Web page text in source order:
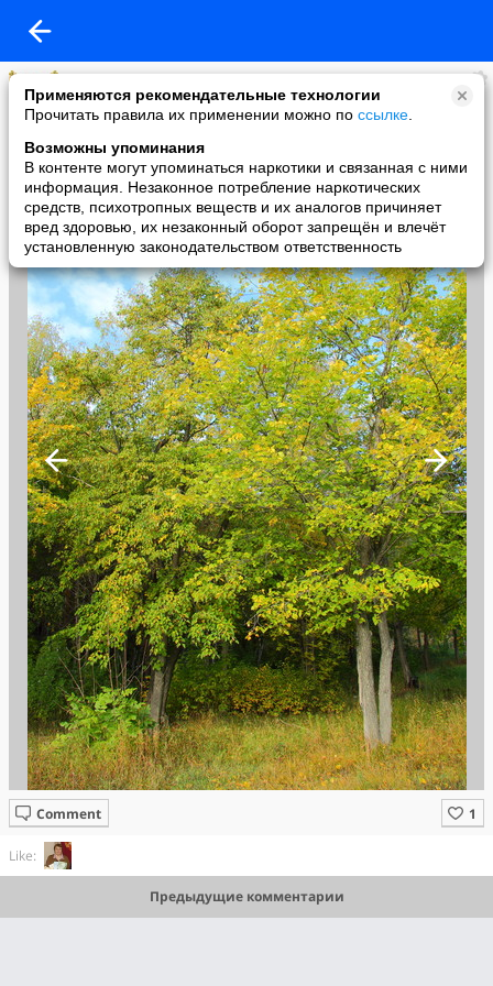
Применяются рекомендательные технологии
Прочитать правила их применении можно по ссылке
Возможны упоминания
В контенте могут упоминаться наркотики и связанная с ними
информация. Незаконное потребление наркотических
средств, психотропных веществ и их аналогов причиняет
вред здоровью, их незаконный оборот запрещён и влечёт
установленную законодательством ответственность
Город Омск
added a photo
25 Sep в 21:20
Comment
Like:
Предыдущие комментарии